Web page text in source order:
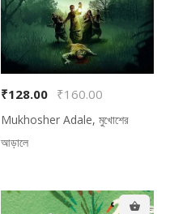
₹128.00 ₹160.00
Mukhosher Adale, মুখোশের
আড়ালে